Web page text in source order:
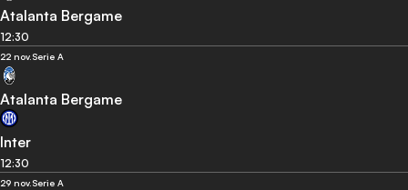
Atalanta Bergame
12:30
22 nov. Serie A
Atalanta Bergame
Inter
12:30
29 nov. Serie A